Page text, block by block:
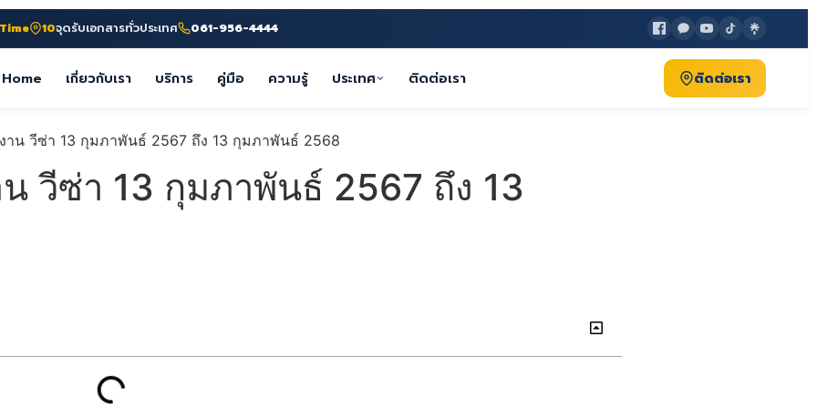
10จุดรับเอกสารทั่วประเทศ 061-956-4444
Home เกี่ยวกับเรา บริการ คู่มือ ความรู้ ประเทศ ติดต่อเรา ติดต่อเรา
วีซ่า 13 กุมภาพันธ์ 2567 ถึง 13